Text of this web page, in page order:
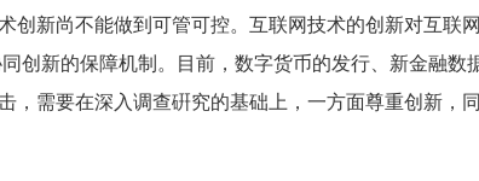
创新尚不能做到可管可控。互联网技术的创新对互联网
创新的保障机制。目前，数字货币的发行、新金融数
，需要在深入调查硏究的基础上，一方面尊重创新，同